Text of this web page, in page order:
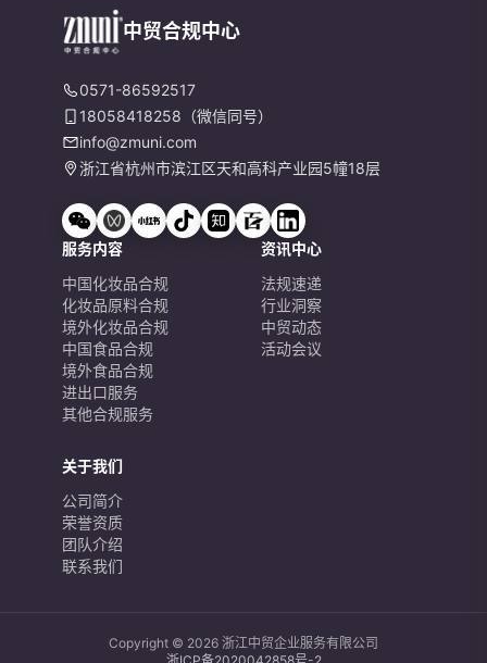
中贸合规中心
0571-86592517
18058418258（微信同号）
info@zmuni.com
浙江省杭州市滨江区天和高科产业园5幢18层
服务内容
中国化妆品合规
化妆品原料合规
境外化妆品合规
中国食品合规
境外食品合规
进出口服务
其他合规服务
资讯中心
法规速递
行业洞察
中贸动态
活动会议
关于我们
公司简介
荣誉资质
团队介绍
联系我们
Copyright © 2026 浙江中贸企业服务有限公司